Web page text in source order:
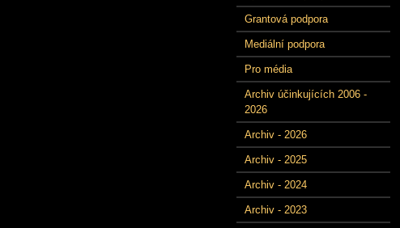
Grantová podpora
Mediální podpora
Pro média
Archiv účinkujících 2006 -
2026
Archiv - 2026
Archiv - 2025
Archiv - 2024
Archiv - 2023